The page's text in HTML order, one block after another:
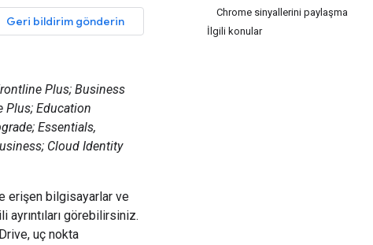
Chrome sinyallerini paylaşma
İlgili konular
Geri bildirim gönderin
Plus; Business
Plus; Education
Essentials,
Cloud Identity
erişen bilgisayarlar ve
ayrıntıları görebilirsiniz.
uç nokta